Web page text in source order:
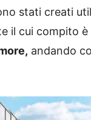
stati creati
il cui compito è
andando